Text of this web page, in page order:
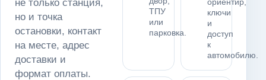
не только станция,
но и точка
остановки, контакт
на месте, адрес
доставки и
формат оплаты.
ТПУ
или
парковка.
ключи
и
доступ
к
автомобилю.